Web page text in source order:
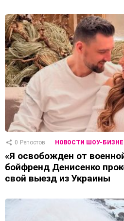
0 Репостов НОВОСТИ ШОУ-
«Я освобожден от
бойфренд Денисенко
свой выезд из Украины